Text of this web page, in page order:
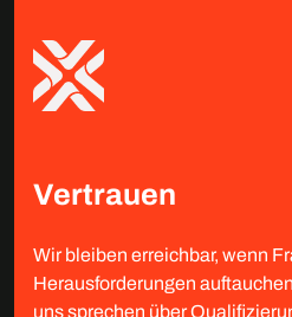
Vertrauen
Wir bleiben erreichbar, wenn
Herausforderungen
uns sprechen über